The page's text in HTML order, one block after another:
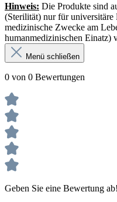
Hinweis: Die Produkte sind
(Sterilität) nur für
medizinische Zwecke am
humanmedizinischen Einatz)
Menü schließen
0 von 0 Bewertungen
Geben Sie eine Bewertung ab!